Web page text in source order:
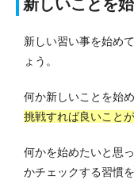
新しいことを
新しい習い事を始め
ょう。
何か新しいことを始
挑戦すれば良いこと
何かを始めたいと思
かチェックする習慣